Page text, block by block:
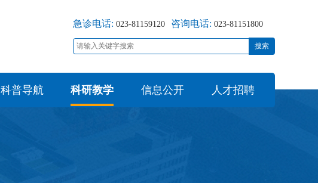
急诊电话: 023-81159120 咨询电话: 023-81151800
搜索
科普导航 科研教学 信息公开 人才招聘